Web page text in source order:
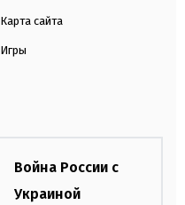
Карта сайта
Игры
Война России с
Украиной